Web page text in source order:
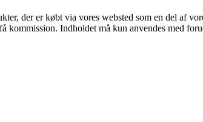
der er købt via vores websted som en del af
Indholdet må kun anvendes med